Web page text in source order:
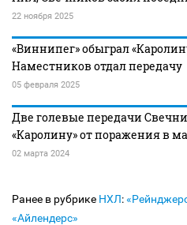
22 ноября 2025
«Виннипег» обыграл
Наместников отдал передачу
05 февраля 2025
Две голевые передачи
«Каролину» от поражения в
02 марта 2024
Ранее в рубрике НХЛ:
«Айлендерс»